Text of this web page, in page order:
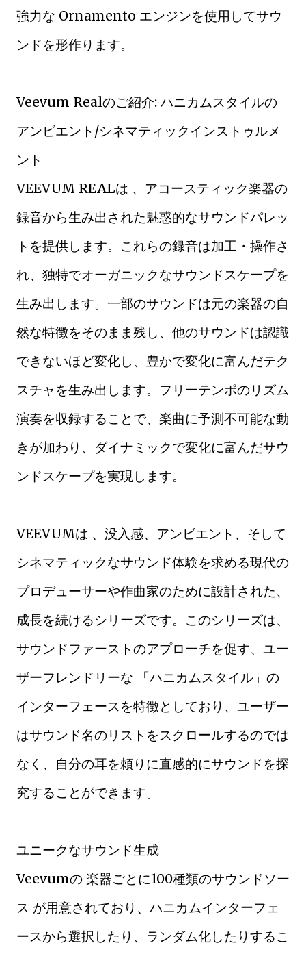
強力な Ornamento エンジンを使用してサウ
ンドを形作ります。
Veevum Realのご紹介: ハニカムスタイルの
アンビエント/シネマティックインストゥルメ
ント
VEEVUM REALは 、アコースティック楽器の
録音から生み出された魅惑的なサウンドパレッ
トを提供します。これらの録音は加工・操作さ
れ、独特でオーガニックなサウンドスケープを
生み出します。一部のサウンドは元の楽器の自
然な特徴をそのまま残し、他のサウンドは認識
できないほど変化し、豊かで変化に富んだテク
スチャを生み出します。フリーテンポのリズム
演奏を収録することで、楽曲に予測不可能な動
きが加わり、ダイナミックで変化に富んだサウ
ンドスケープを実現します。
VEEVUMは 、没入感、アンビエント、そして
シネマティックなサウンド体験を求める現代の
プロデューサーや作曲家のために設計された、
成長を続けるシリーズです。このシリーズは、
サウンドファーストのアプローチを促す、ユー
ザーフレンドリーな 「ハニカムスタイル」の
インターフェースを特徴としており、ユーザー
はサウンド名のリストをスクロールするのでは
なく、自分の耳を頼りに直感的にサウンドを探
究することができます。
ユニークなサウンド生成
Veevumの 楽器ごとに100種類のサウンドソー
ス が用意されており、ハニカムインターフェ
ースから選択したり、ランダム化したりするこ